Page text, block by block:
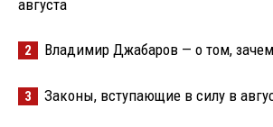
августа
2 Владимир Джабаров — о том,
3 Законы, вступающие в силу в